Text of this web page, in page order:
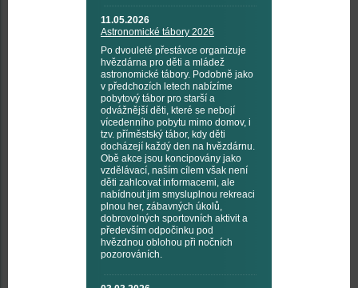
11.05.2026
Astronomické tábory 2026
Po dvouleté přestávce organizuje
hvězdárna pro děti a mládež
astronomické tábory. Podobně jako
v předchozích letech nabízíme
pobytový tábor pro starší a
odvážnější děti, které se nebojí
vícedenního pobytu mimo domov, i
tzv. příměstský tábor, kdy děti
docházejí každý den na hvězdárnu.
Obě akce jsou koncipovány jako
vzdělávací, naším cílem však není
děti zahlcovat informacemi, ale
nabídnout jim smysluplnou rekreaci
plnou her, zábavných úkolů,
dobrovolných sportovních aktivit a
především odpočinku pod
hvězdnou oblohou při nočních
pozorováních.